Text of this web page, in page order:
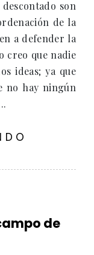
son
de la
a defender la
creo que nadie
ideas; ya que
no hay ningún
de